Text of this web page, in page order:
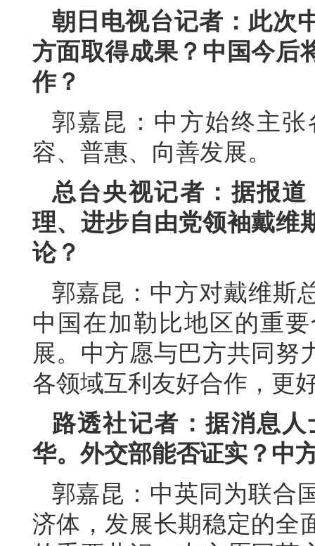
朝日电视台记者：此次
方面取得成果？中国今后
作？
郭嘉昆：中方始终主
容、普惠、向善发展。
总台央视记者：据报
理、进步自由党领袖戴维
论？
郭嘉昆：中方对戴维斯
中国在加勒比地区的重
展。中方愿与巴方共同努
各领域互利友好合作，更
路透社记者：据消息
华。外交部能否证实？中
郭嘉昆：中英同为联合
济体，发展长期稳定的全